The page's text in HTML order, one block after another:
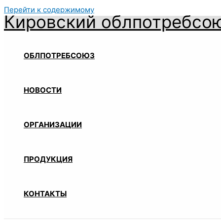
Перейти к содержимому
Кировский
ОБЛПОТРЕБСОЮЗ
НОВОСТИ
ОРГАНИЗАЦИИ
ПРОДУКЦИЯ
КОНТАКТЫ